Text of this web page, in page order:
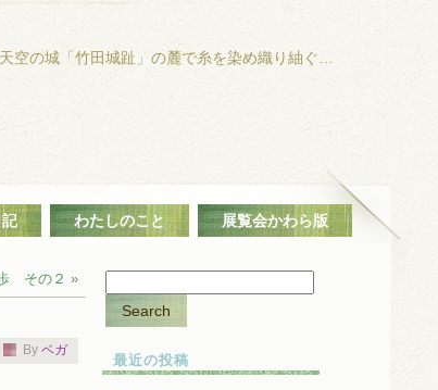
天空の城「竹田城趾」の麓で糸を染め織り紬ぐ…
わたしのこと 展覧会かわら版
その２ »
By ベガ
最近の投稿